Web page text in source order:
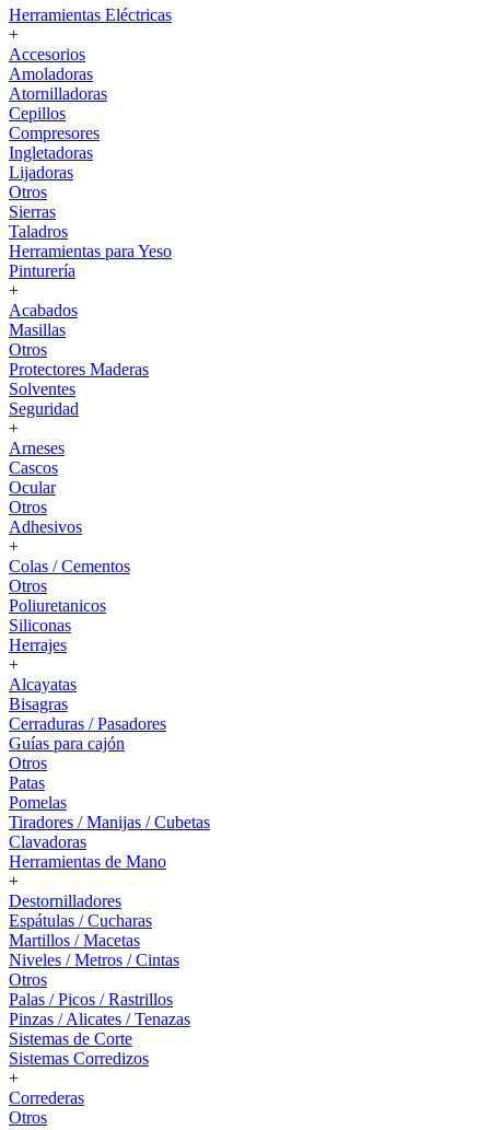
Herramientas Eléctricas
+
Accesorios
Amoladoras
Atornilladoras
Cepillos
Compresores
Ingletadoras
Lijadoras
Otros
Sierras
Taladros
Herramientas para Yeso
Pinturería
+
Acabados
Masillas
Otros
Protectores Maderas
Solventes
Seguridad
+
Arneses
Cascos
Ocular
Otros
Adhesivos
+
Colas / Cementos
Otros
Poliuretanicos
Siliconas
Herrajes
+
Alcayatas
Bisagras
Cerraduras / Pasadores
Guías para cajón
Otros
Patas
Pomelas
Tiradores / Manijas / Cubetas
Clavadoras
Herramientas de Mano
+
Destornilladores
Espátulas / Cucharas
Martillos / Macetas
Niveles / Metros / Cintas
Otros
Palas / Picos / Rastrillos
Pinzas / Alicates / Tenazas
Sistemas de Corte
Sistemas Corredizos
+
Correderas
Otros